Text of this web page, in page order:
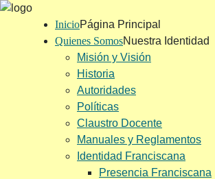
InicioPágina Principal
Quienes SomosNuestra Identidad
Misión y Visión
Historia
Autoridades
Políticas
Claustro Docente
Manuales y Reglamentos
Identidad Franciscana
Presencia Franciscana